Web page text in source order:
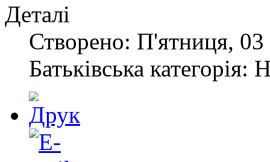
Деталі
Створено: П'ятниця, 03
Батьківська категорія: